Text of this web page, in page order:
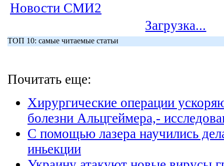
Новости СМИ2
Загрузка...
ТОП 10: самые читаемые статьи
Почитать еще:
Хирургические операции
болезни Альцгеймера,-
С помощью лазера научились
иньекции